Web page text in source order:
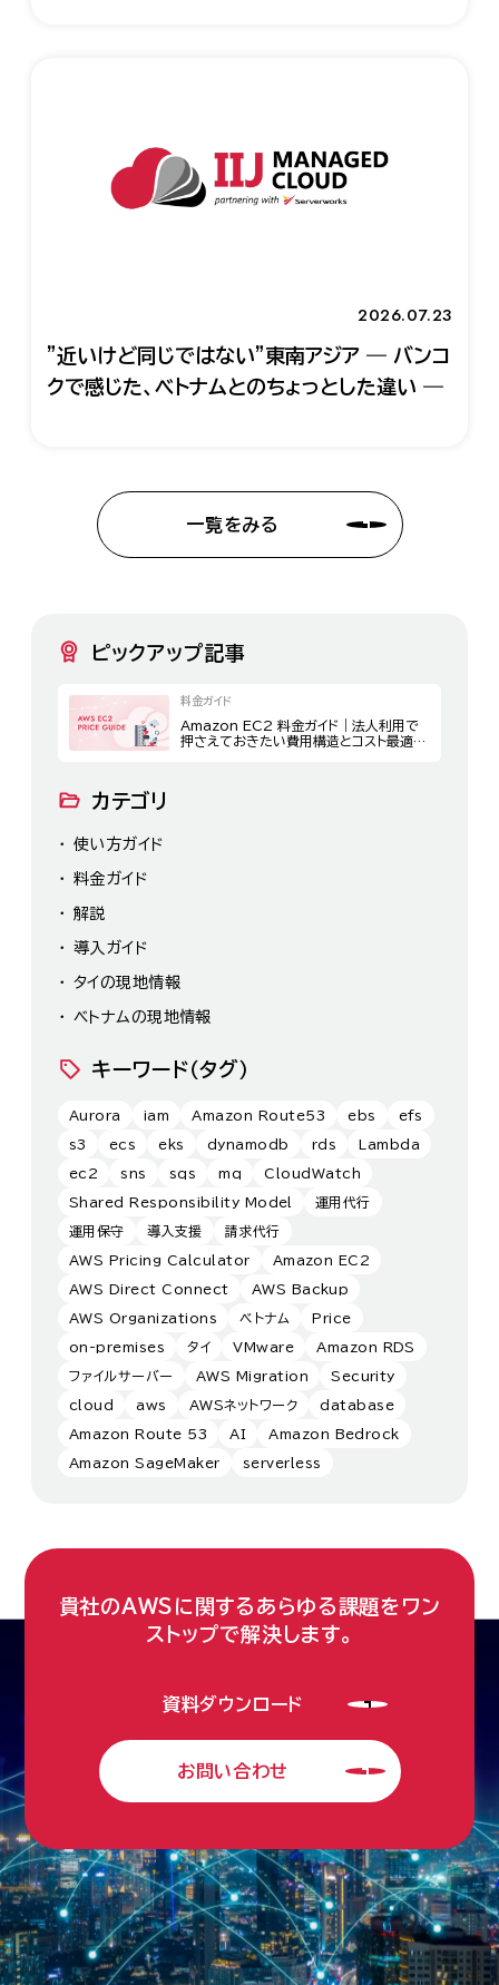
2026.07.23
"近いけど同じではない"東南アジア ― バンコ
クで感じた、ベトナムとのちょっとした違い ―
一覧をみる
ピックアップ記事
料金ガイド
Amazon EC2 料金ガイド｜法人利用で
押さえておきたい費用構造とコスト最適化
カテゴリ
使い方ガイド
料金ガイド
解説
導入ガイド
タイの現地情報
ベトナムの現地情報
キーワード（タグ）
Aurora iam Amazon Route53 ebs efs
s3 ecs eks dynamodb rds Lambda
ec2 sns sqs mq CloudWatch
Shared Responsibility Model 運用代行
運用保守 導入支援 請求代行
AWS Pricing Calculator Amazon EC2
AWS Direct Connect AWS Backup
AWS Organizations ベトナム Price
on-premises タイ VMware Amazon RDS
ファイルサーバー AWS Migration Security
cloud aws AWSネットワーク database
Amazon Route 53 AI Amazon Bedrock
Amazon SageMaker serverless
貴社のAWSに関するあらゆる課題をワン
ストップで解決します。
資料ダウンロード
お問い合わせ